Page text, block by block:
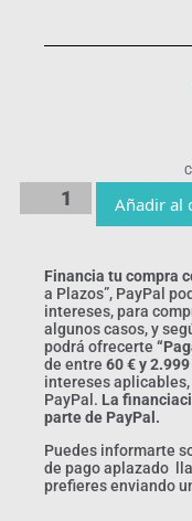
Añadir al
Financia tu compra
a Plazos”, PayPal
intereses, para
algunos casos, y
podrá ofrecerte
de entre 60 € y
intereses
PayPal. La
parte de PayPal.
Puedes informarte
de pago aplazado
prefieres enviando